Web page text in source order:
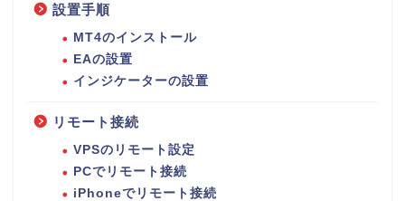
設置手順
MT4のインストール
EAの設置
インジケーターの設置
リモート接続
VPSのリモート設定
PCでリモート接続
iPhoneでリモート接続